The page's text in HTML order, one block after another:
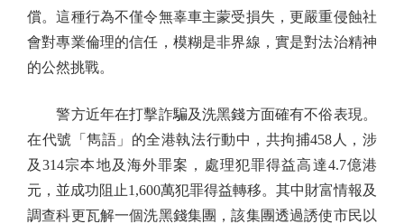
償。這種行為不僅令無辜車主蒙受損失，更嚴重侵蝕社
會對專業倫理的信任，模糊是非界線，實是對法治精神
的公然挑戰。
警方近年在打擊詐騙及洗黑錢方面確有不俗表現。
在代號「雋語」的全港執法行動中，共拘捕458人，涉
及314宗本地及海外罪案，處理犯罪得益高達4.7億港
元，並成功阻止1,600萬犯罪得益轉移。其中財富情報及
調查科更瓦解一個洗黑錢集團，該集團透過誘使市民以